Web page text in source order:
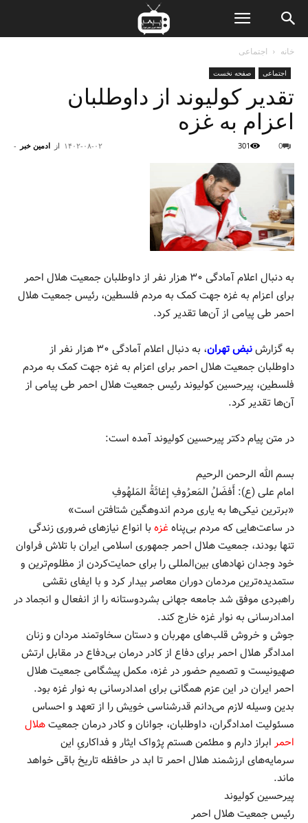
خانه اجتماعی
اجتماعی صفحه نخست
تقدیر کولیوند از داوطلبان
اعزام به غزه
از ادمین خبر - ۱۴۰۲-۰۸-۰۲ 0
301
به دنبال اعلام آمادگی ۳۰ هزار نفر از داوطلبان جمعیت هلال احمر
برای اعزام به غزه جهت کمک به مردم فلسطین، رئیس جمعیت هلال
احمر طی پیامی از آن‌ها تقدیر کرد.
به گزارشنبض تهران
، به دنبال اعلام آمادگی ۳۰ هزار نفر از
داوطلبان جمعیت هلال احمر برای اعزام به غزه جهت کمک به مردم
فلسطین، پیرحسین کولیوند رئیس جمعیت هلال احمر طی پیامی از
آن‌ها تقدیر کرد.
در متن پیام دکتر پیرحسین کولیوند آمده است:
بسم الله الرحمن الرحیم
امام علی (ع): أَفضَلُ المَعرُوفِ إغاثَةُ المَلهُوفِ
«برترین نیکی‌ها به یاری مردم اندوهگین شتافتن است»
در ساعت‌هایی که مردم بی‌پناه غزه با انواع نیازهای ضروری زندگی
تنها بودند، جمعیت هلال احمر جمهوری اسلامی ایران با تلاش فراوان
خود وجدان نهادهای بین‌المللی را برای حمایت‌کردن از مظلوم‌ترین و
ستمدیده‌ترین مردمان دوران معاصر بیدار کرد و با ایفای نقشی
راهبردی موفق شد جامعه جهانی بشردوستانه را از انفعال و انجماد در
امدادرسانی به نوار غزه خارج کند.
جوش و خروش قلب‌های مهربان‌ و دستان سخاوتمند مردان و زنان
امدادگر هلال احمر برای دفاع از کادر درمان بی‌دفاع در مقابل ارتش
صهیونیست و تصمیم حضور در غزه، مکمل پیشگامی جمعیت هلال
احمر ایران در این عزم همگانی برای امدادرسانی به نوار غزه بود.
بدین وسیله لازم می‌دانم قدرشناسی خویش را از تعهد و احساس
مسئولیت امدادگران، داوطلبان، جوانان و کادر درمان جمعیتهلال
احمر ابراز ‌دارم و مطئمن هستم پژواک ایثار و فداکاریِ این
سرمایه‌های ارزشمند هلال احمر تا ابد در حافظه تاریخ باقی خواهد
ماند.
پیرحسین کولیوند
رئیس جمعیت هلال احمر